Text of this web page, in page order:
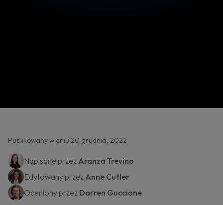
Publikowany w dniu 20 grudnia, 2022
Napisane przez Aranza Trevino
Edytowany przez Anne Cutler
Oceniony przez Darren Guccione